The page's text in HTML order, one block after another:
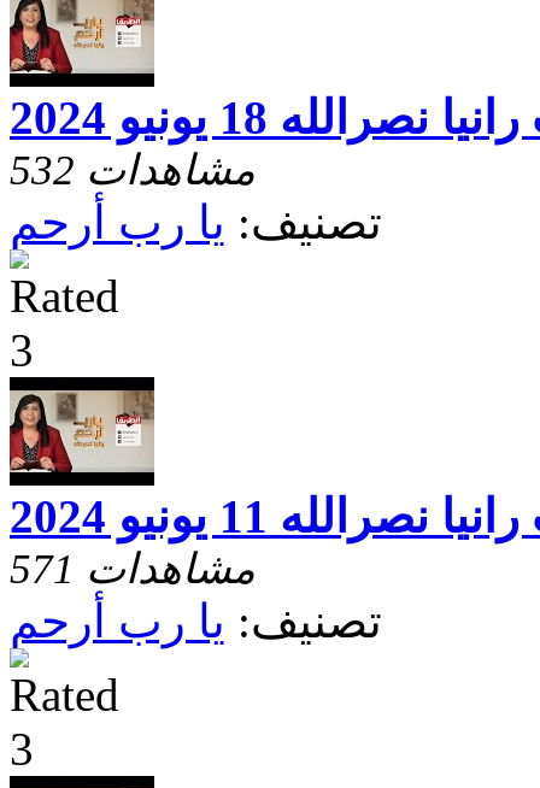
18 يونيو 2024
532 مشاهدات
تصنيف: يا رب أرحم
11 يونيو 2024
571 مشاهدات
تصنيف: يا رب أرحم